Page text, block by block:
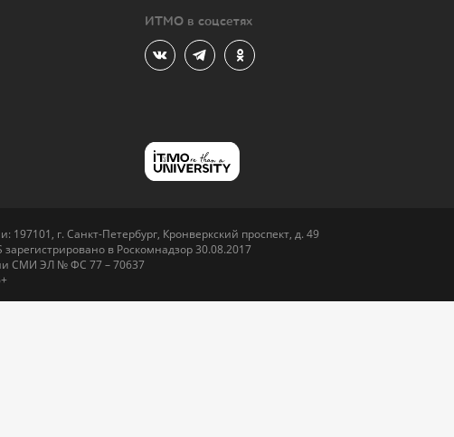
ИТМО в соцсетях
197101, г. Санкт-Петербург, Кронверкский проспект, д. 49
зарегистрировано в Роскомнадзор 30.08.2017
СМИ ЭЛ № ФС 77 – 70637